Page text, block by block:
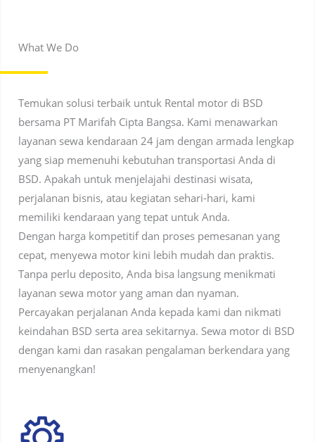
What We Do
Temukan solusi terbaik untuk Rental motor di BSD
bersama PT Marifah Cipta Bangsa. Kami menawarkan
layanan sewa kendaraan 24 jam dengan armada lengkap
yang siap memenuhi kebutuhan transportasi Anda di
BSD. Apakah untuk menjelajahi destinasi wisata,
perjalanan bisnis, atau kegiatan sehari-hari, kami
memiliki kendaraan yang tepat untuk Anda.
Dengan harga kompetitif dan proses pemesanan yang
cepat, menyewa motor kini lebih mudah dan praktis.
Tanpa perlu deposito, Anda bisa langsung menikmati
layanan sewa motor yang aman dan nyaman.
Percayakan perjalanan Anda kepada kami dan nikmati
keindahan BSD serta area sekitarnya. Sewa motor di BSD
dengan kami dan rasakan pengalaman berkendara yang
menyenangkan!